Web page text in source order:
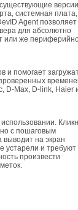
системная плата,
Agent позволяет
для абсолютно
или же
и помогает
D-Max, D-link, Haier
с пошаговым
выводит на экран
устарели и требуют
произвести